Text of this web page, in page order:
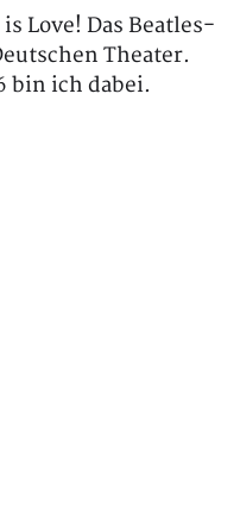
Love! Das Beatles-
Theater.
bin ich dabei.